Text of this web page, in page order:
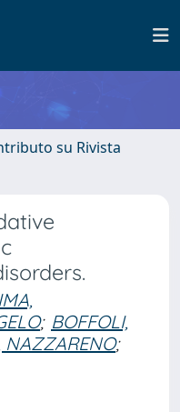
su Rivista
; BOFFOLI,
NAZZARENO;